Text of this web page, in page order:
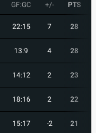
GF:GC +/- PTS
22:15 7 28
13:9 4 28
14:12 2 23
18:16 2 22
15:17 -2 21